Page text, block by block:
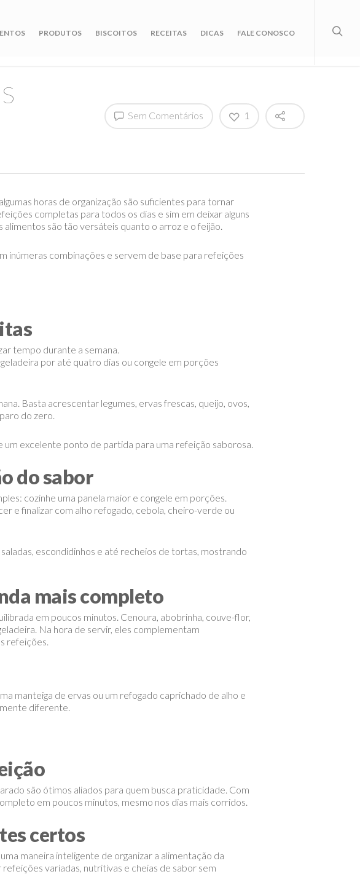
PRODUTOS BISCOITOS RECEITAS DICAS FALE CONOSCO
Sem Comentários 1
horas de organização são suficientes para tornar
completas para todos os dias e sim em deixar alguns
são tão versáteis quanto o arroz e o feijão.
inúmeras combinações e servem de base para refeições
tempo durante a semana.
por até quatro dias ou congele em porções
Basta acrescentar legumes, ervas frescas, queijo, ovos,
do zero.
um excelente ponto de partida para uma refeição saborosa.
do sabor
cozinhe uma panela maior e congele em porções.
e finalizar com alho refogado, cebola, cheiro-verde ou
escondidinhos e até recheios de tortas, mostrando
mais completo
em poucos minutos. Cenoura, abobrinha, couve-flor,
Na hora de servir, eles complementam
refeições.
manteiga de ervas ou um refogado caprichado de alho e
diferente.
são ótimos aliados para quem busca praticidade. Com
em poucos minutos, mesmo nos dias mais corridos.
certos
maneira inteligente de organizar a alimentação da
variadas, nutritivas e cheias de sabor sem